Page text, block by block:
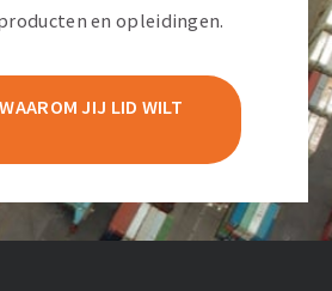
en opleidingen.
JIJ LID WILT